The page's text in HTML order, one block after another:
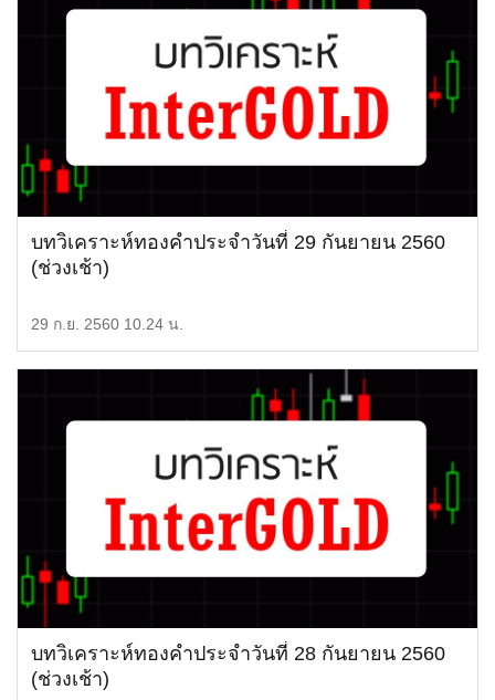
บทวิเคราะห์ทองคำประจำวันที่ 29 กันยายน 2560
(ช่วงเช้า)
29 ก.ย. 2560 10.24 น.
บทวิเคราะห์ทองคำประจำวันที่ 28 กันยายน 2560
(ช่วงเช้า)